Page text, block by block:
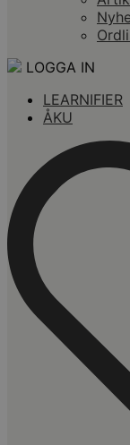
LOGGA IN
LEARNIFIER
ÅKU